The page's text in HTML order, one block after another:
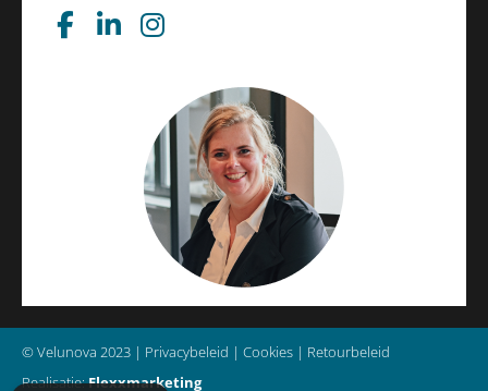
F
a
L I
a
g
r
a
m
© Velunova 2023 | Privacybeleid | Cookies | Retourbeleid
Realisatie:Flexxmarketing